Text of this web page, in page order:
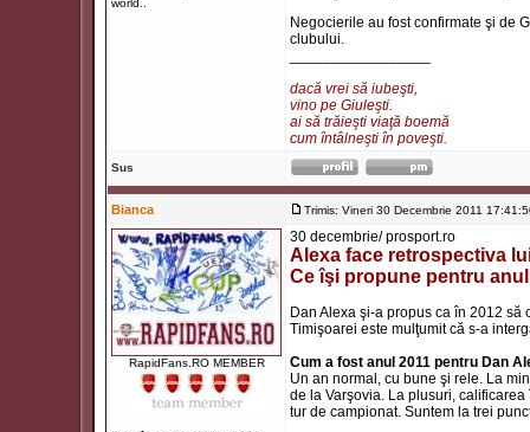
world..
Negocierile au fost confirmate şi de
clubului.
dacă vrei să iubeşti,
vino pe Giuleşti.
ai să trăieşti viaţă boemă
cum întâlneşti în poveşti.
Sus
Bianca Trimis: Vineri 30 Decembrie 2011
RapidFans.RO MEMBER
30 decembrie/ prosport.ro
Alexa face retrospectiva
Ce îşi propune pentru
Dan Alexa şi-a propus ca în 2012
Timişoarei este mulţumit că s-a
Cum a fost anul 2011 pentru Dan
Un an normal, cu bune şi rele. La
de la Varşovia. La plusuri,
tur de campionat. Suntem la trei